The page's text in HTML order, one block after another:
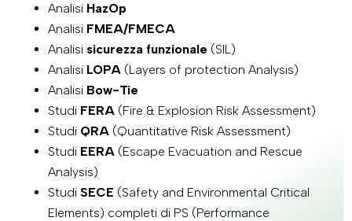
Analisi HazOp
Analisi FMEA/FMECA
Analisi sicurezza funzionale (SIL)
Analisi LOPA(Layers of protection Analysis)
Analisi Bow-Tie
Studi FERA(Fire & Explosion Risk Assessment)
Studi QRA(Quantitative Risk Assessment)
Studi EERA(Escape Evacuation and Rescue
Analysis)
Studi SECE (Safety and Environmental Critical
Elements) completi di PS (Performance